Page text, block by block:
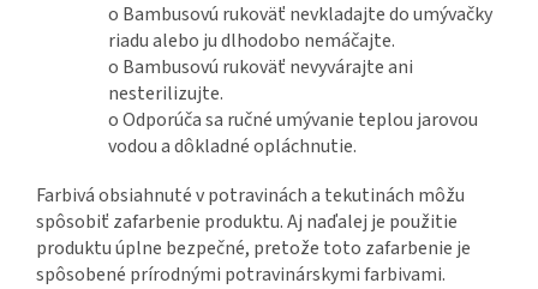
o Bambusovú rukoväť nevkladajte do umývačky
riadu alebo ju dlhodobo nemáčajte.
o Bambusovú rukoväť nevyvárajte ani
nesterilizujte.
o Odporúča sa ručné umývanie teplou jarovou
vodou a dôkladné opláchnutie.
Farbivá obsiahnuté v potravinách a tekutinách môžu
spôsobiť zafarbenie produktu. Aj naďalej je použitie
produktu úplne bezpečné, pretože toto zafarbenie je
spôsobené prírodnými potravinárskymi farbivami.